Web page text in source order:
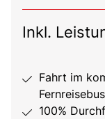
Inkl.
Fahrt im
Fernreisebus
100%